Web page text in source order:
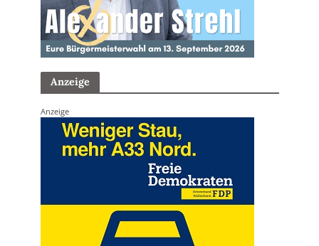
Anzeige
Anzeige